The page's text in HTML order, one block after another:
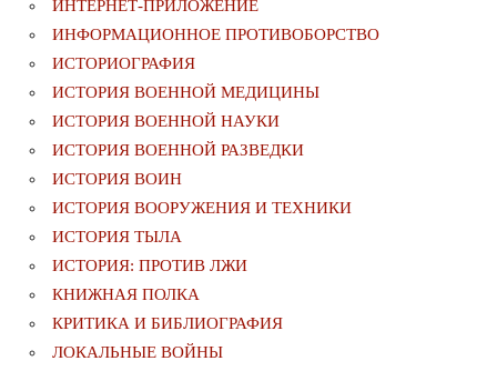
ИНТЕРНЕТ-ПРИЛОЖЕНИЕ
ИНФОРМАЦИОННОЕ ПРОТИВОБОРСТВО
ИСТОРИОГРАФИЯ
ИСТОРИЯ ВОЕННОЙ МЕДИЦИНЫ
ИСТОРИЯ ВОЕННОЙ НАУКИ
ИСТОРИЯ ВОЕННОЙ РАЗВЕДКИ
ИСТОРИЯ ВОИН
ИСТОРИЯ ВООРУЖЕНИЯ И ТЕХНИКИ
ИСТОРИЯ ТЫЛА
ИСТОРИЯ: ПРОТИВ ЛЖИ
КНИЖНАЯ ПОЛКА
КРИТИКА И БИБЛИОГРАФИЯ
ЛОКАЛЬНЫЕ ВОЙНЫ